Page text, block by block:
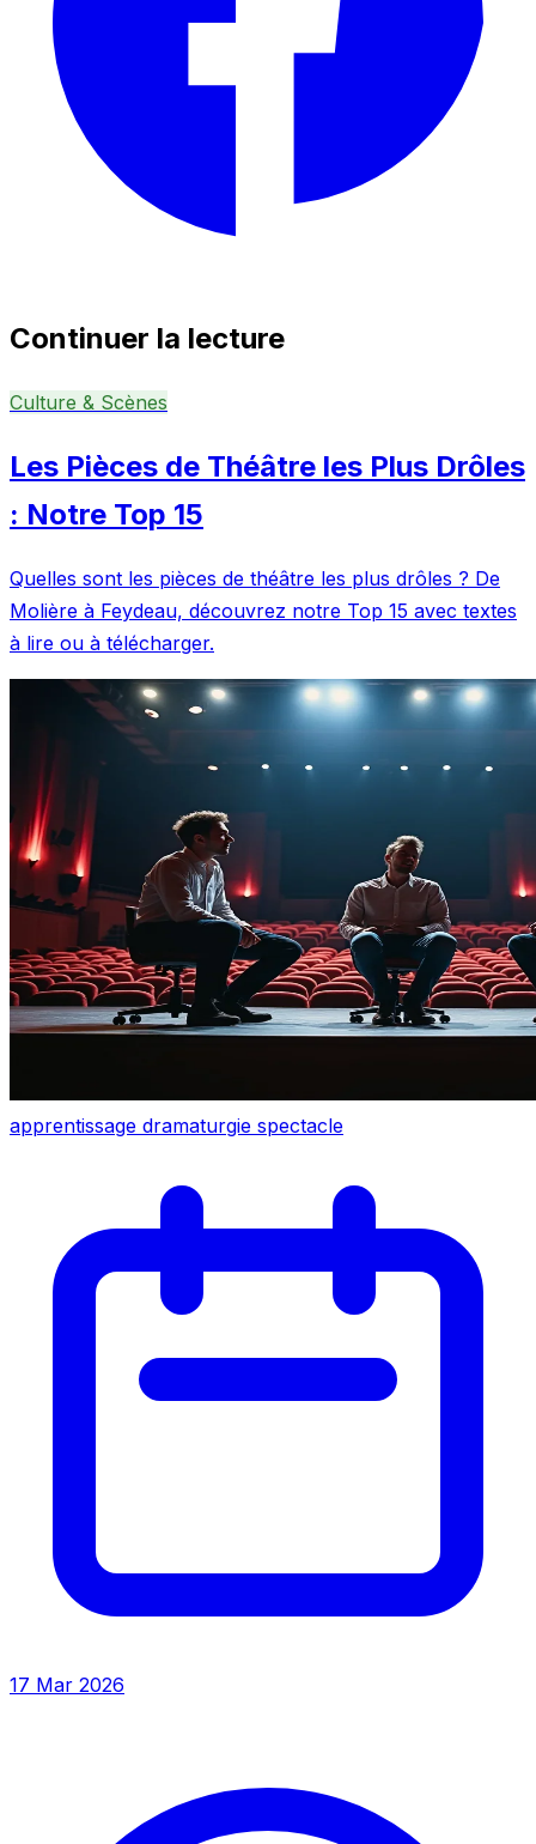
Continuer la lecture
Culture & Scènes
Les Pièces de Théâtre les Plus Drôles
: Notre Top 15
Quelles sont les pièces de théâtre les plus drôles ? De
Molière à Feydeau, découvrez notre Top 15 avec textes
à lire ou à télécharger.
apprentissage dramaturgie spectacle
17 Mar 2026